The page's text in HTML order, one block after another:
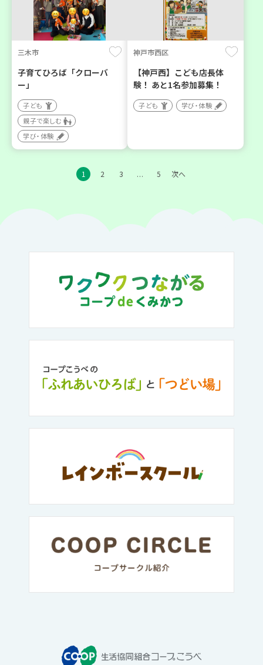
三木市
子育てひろば「クローバ
ー」
子ども
親子で楽しむ
学び・体験
神戸市西区
【神戸西】こども店長体
験！ あと1名参加募集！
子ども 学び・体験
1 2 3 … 5 次へ